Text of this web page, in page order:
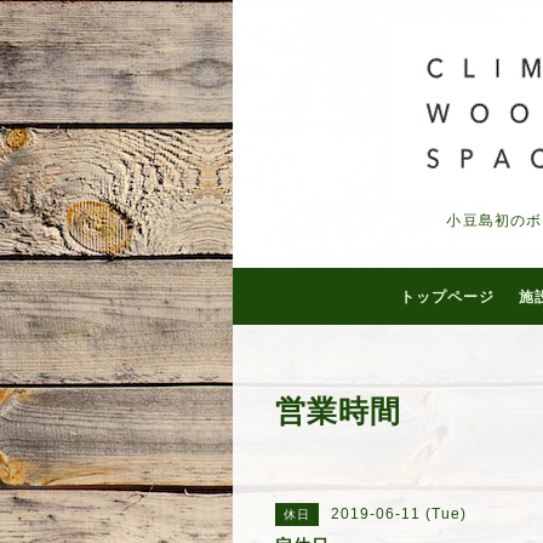
小豆島初の
トップページ 施
営業時間
休日 2019-06-11 (Tue)